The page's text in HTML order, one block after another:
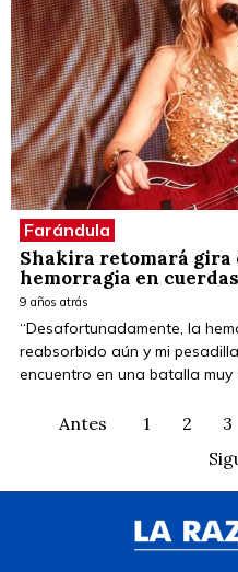
Farándula
Shakira retomará gira
hemorragia en
9 años atrás
“Desafortunadamente, la
reabsorbido aún y mi
encuentro en una batalla
Antes 1 2 3